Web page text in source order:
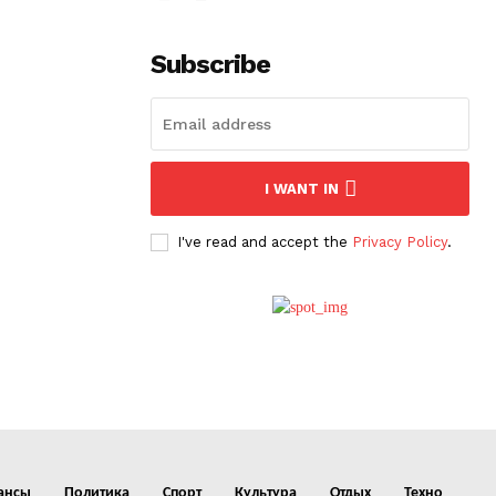
Subscribe
I WANT IN
I've read and accept the Privacy Policy.